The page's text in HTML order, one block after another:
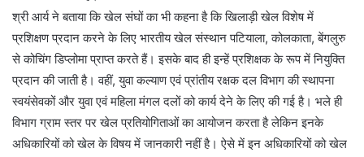
श्री आर्य ने बताया कि खेल संघों का भी कहना है कि खिलाड़ी खेल विशेष में
प्रशिक्षण प्रदान करने के लिए भारतीय खेल संस्थान पटियाला, कोलकाता, बेंगलुरु
से कोचिंग डिप्लोमा प्राप्त करते हैं। इसके बाद ही इन्हें प्रशिक्षक के रूप में नियुक्ति
प्रदान की जाती है। वहीं, युवा कल्याण एवं प्रांतीय रक्षक दल विभाग की स्थापना
स्वयंसेवकों और युवा एवं महिला मंगल दलों को कार्य देने के लिए की गई है। भले ही
विभाग ग्राम स्तर पर खेल प्रतियोगिताओं का आयोजन करता है लेकिन इनके
अधिकारियों को खेल के विषय में जानकारी नहीं है। ऐसे में इन अधिकारियों को खेल